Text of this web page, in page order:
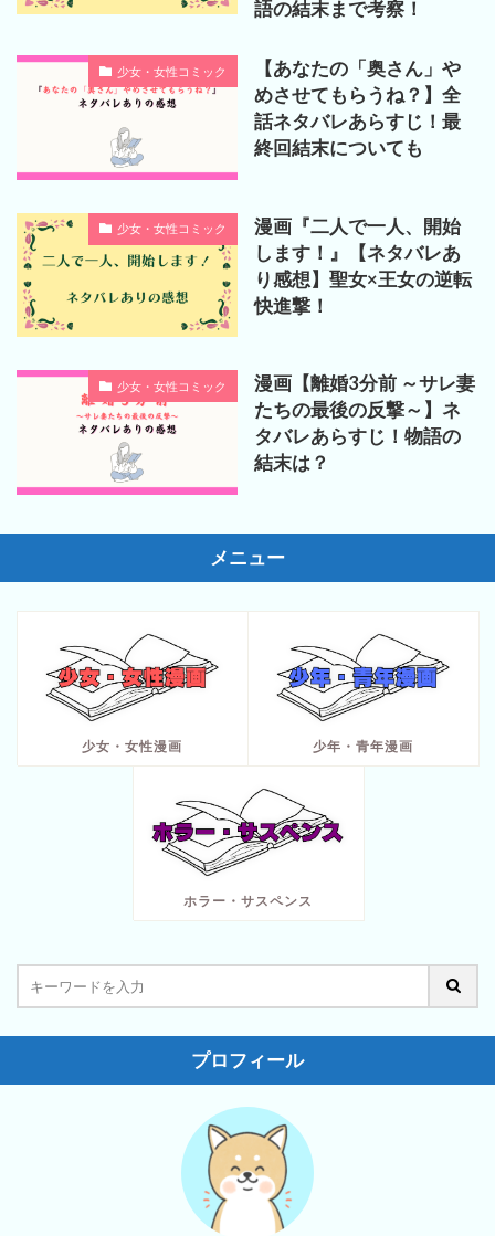
語の結末まで考察！
少女・女性コミック
【あなたの「奥さん」や
めさせてもらうね？】全
話ネタバレあらすじ！最
終回結末についても
少女・女性コミック
漫画『二人で一人、開始
します！』【ネタバレあ
り感想】聖女×王女の逆転
快進撃！
少女・女性コミック
漫画【離婚3分前 ～サレ妻
たちの最後の反撃～】ネ
タバレあらすじ！物語の
結末は？
メニュー
少女・女性漫画 少年・青年漫画
ホラー・サスペンス
プロフィール